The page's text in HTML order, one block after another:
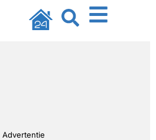
Advertentie